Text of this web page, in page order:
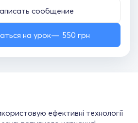
сообщение
на урок 550 грн
ефективні технології